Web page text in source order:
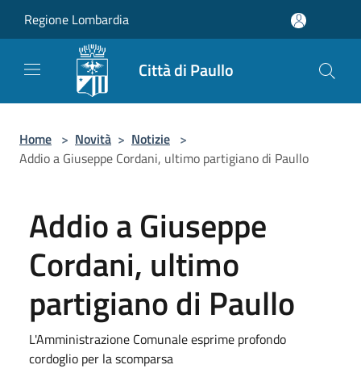
Regione Lombardia
Città di Paullo
Home > Novità > Notizie >
Addio a Giuseppe Cordani, ultimo partigiano di Paullo
Addio a Giuseppe
Cordani, ultimo
partigiano di Paullo
L'Amministrazione Comunale esprime profondo
cordoglio per la scomparsa